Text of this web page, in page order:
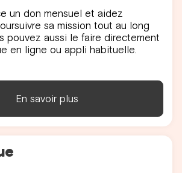
un don mensuel et aidez
sa mission tout au long
pouvez aussi le faire directement
en ligne ou appli habituelle.
En savoir plus